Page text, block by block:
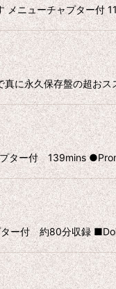
メニューチャプター付
に永久保存盤の超お
プター付 139mins
ター付 約80分収録